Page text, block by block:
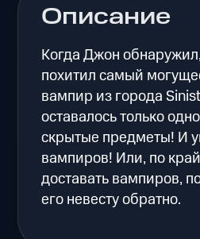
Описание
Когда Джон
похитил самый
вампир из города
оставалось только
скрытые предметы! И
вампиров! Или, по
доставать вампиров,
его невесту обратно.